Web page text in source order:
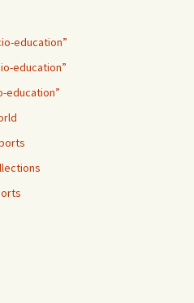
education”
education”
education”